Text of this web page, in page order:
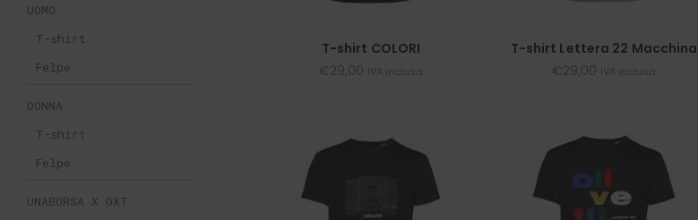
T-shirt COLORI
€29,00 IVA inclusa
T-shirt Lettera 22 Macchina
€29,00 IVA inclusa
UOMO
T-shirt
Felpe
DONNA
T-shirt
Felpe
UNABORSA X OXT